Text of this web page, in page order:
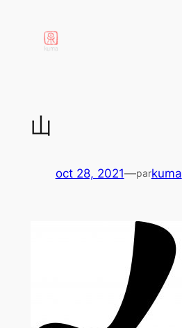
contenu
山
oct 28, 2021—parkuma